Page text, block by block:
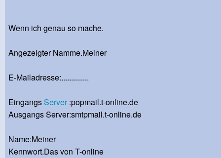
Wenn ich genau so mache.
Angezeigter Namme.Meiner
E-Mailadresse:..............
EingangsServer :popmail.t-online.de
Ausgangs Server:smtpmail.t-online.de
Name:Meiner
Kennwort.Das von T-online